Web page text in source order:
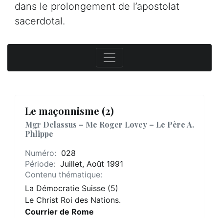
dans le prolongement de l’apostolat
sacerdotal.
Le maçonnisme (2)
Mgr Delassus – Me Roger Lovey – Le Père A.
Phlippe
Numéro: 028
Période: Juillet, Août 1991
Contenu thématique:
La Démocratie Suisse (5)
Le Christ Roi des Nations.
Courrier de Rome